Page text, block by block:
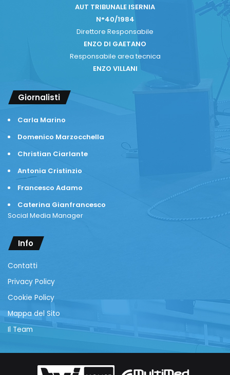
AUT TRIBUNALE ISERNIA
N°40/1984
Direttore Responsabile
ENZO DI GAETANO
Responsabile area tecnica
ENZO VILLANI
Giornalisti
Carla Marino
Domenico Marzocchella
Christian Ciarlante
Antonia Cristinzio
Francesco Adamo
Caterina Gianfrancesco
Social Media Manager
Info
Contatti
Privacy Policy
Cookie Policy
Mappa del Sito
Il Team